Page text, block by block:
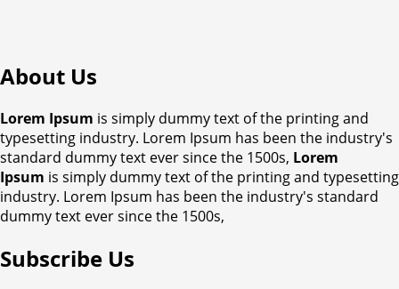
About Us
Lorem Ipsum is simply dummy text of the printing and
typesetting industry. Lorem Ipsum has been the industry's
standard dummy text ever since the 1500s, Lorem
Ipsum is simply dummy text of the printing and typesetting
industry. Lorem Ipsum has been the industry's standard
dummy text ever since the 1500s,
Subscribe Us